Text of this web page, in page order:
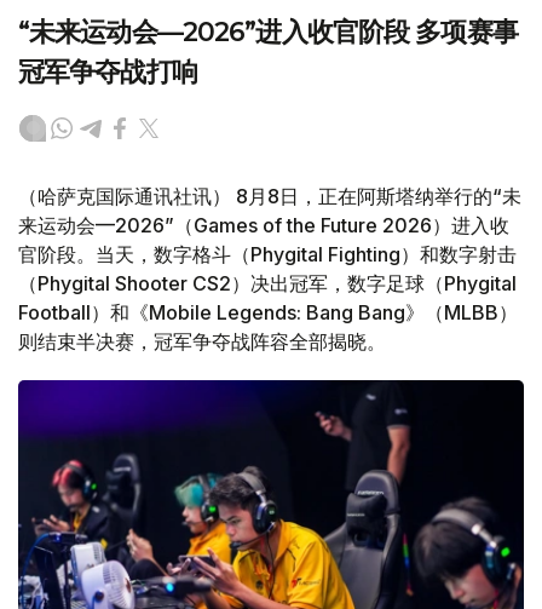
“未来运动会—2026”进入收官阶段 多项赛事
冠军争夺战打响
（哈萨克国际通讯社讯） 8月8日，正在阿斯塔纳举行的“未
来运动会—2026”（Games of the Future 2026）进入收
官阶段。当天，数字格斗（Phygital Fighting）和数字射击
（Phygital Shooter CS2）决出冠军，数字足球（Phygital
Football）和《Mobile Legends: Bang Bang》（MLBB）
则结束半决赛，冠军争夺战阵容全部揭晓。